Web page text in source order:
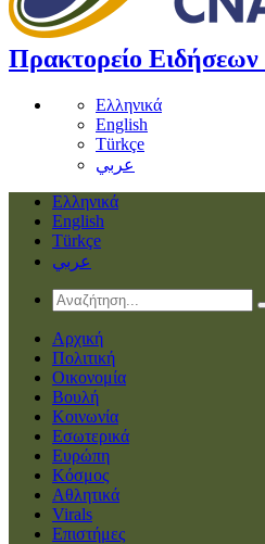
Πρακτορείο Ειδήσεων
Ελληνικά
English
Türkçe
عربي
Ελληνικά
English
Türkçe
عربي
Αρχική
Πολιτική
Οικονομία
Βουλή
Κοινωνία
Εσωτερικά
Ευρώπη
Κόσμος
Αθλητικά
Virals
Επιστήμες